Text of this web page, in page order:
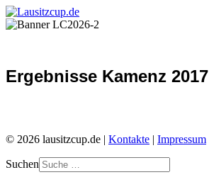
Ergebnisse Kamenz 2017
© 2026 lausitzcup.de | Kontakte | Impressum
Suchen